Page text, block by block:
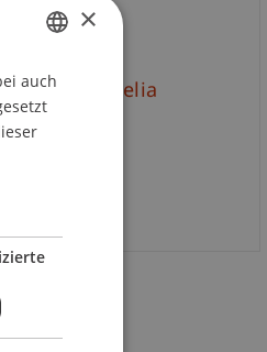
arch. Cornelia
GERMAN
ENGLISH
×
auch